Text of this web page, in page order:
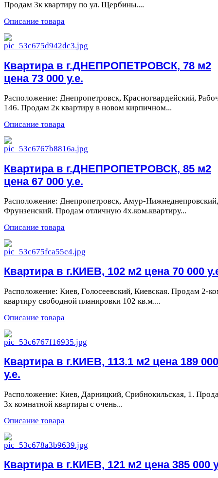
Продам 3к квартиру по ул. Щербины....
Описание товара
Квартира в г.ДНЕПРОПЕТРОВСК, 78 м2
цена 73 000 у.е.
Расположение: Днепропетровск, Красногвардейский,
146. Продам 2к квартиру в новом кирпичном...
Описание товара
Квартира в г.ДНЕПРОПЕТРОВСК, 85 м2
цена 67 000 у.е.
Расположение: Днепропетровск, Амур-Нижнеднепровский,
Фрунзенский. Продам отличную 4х.ком.квартиру...
Описание товара
Квартира в г.КИЕВ, 102 м2 цена 70 000
Расположение: Киев, Голосеевский, Киевская. Продам 2-
квартиру свободной планировки 102 кв.м....
Описание товара
Квартира в г.КИЕВ, 113.1 м2 цена 189 000
у.е.
Расположение: Киев, Дарницкий, Срибнокильская, 1.
3х комнатной квартиры с очень...
Описание товара
Квартира в г.КИЕВ, 121 м2 цена 385 000